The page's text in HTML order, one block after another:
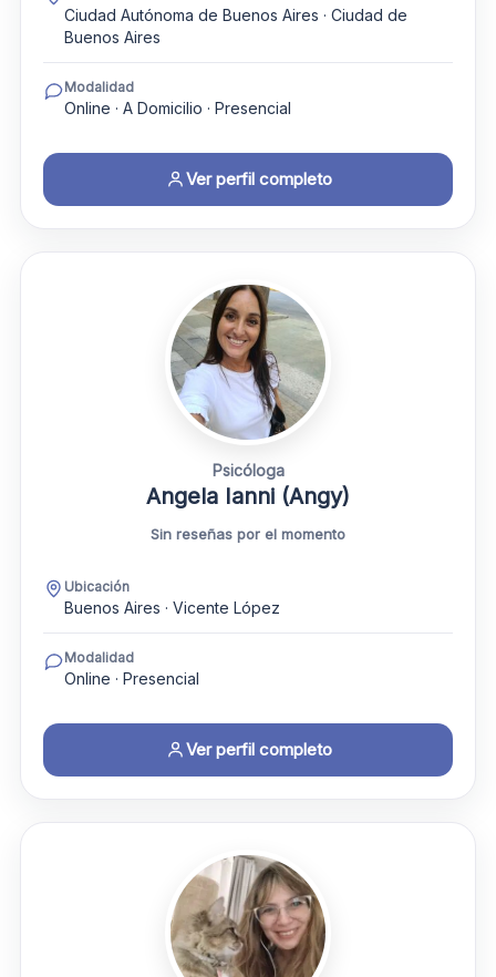
Ciudad Autónoma de Buenos Aires · Ciudad de
Buenos Aires
Modalidad
Online · A Domicilio · Presencial
Ver perfil completo
Psicóloga
Angela Ianni (Angy)
Sin reseñas por el momento
Ubicación
Buenos Aires · Vicente López
Modalidad
Online · Presencial
Ver perfil completo